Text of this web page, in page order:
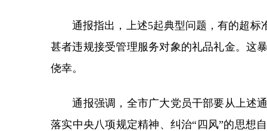
通报指出，上述5起典型问题，有的超标
甚者违规接受管理服务对象的礼品礼金。这
侥幸。
通报强调，全市广大党员干部要从上述通
落实中央八项规定精神、纠治“四风”的思想